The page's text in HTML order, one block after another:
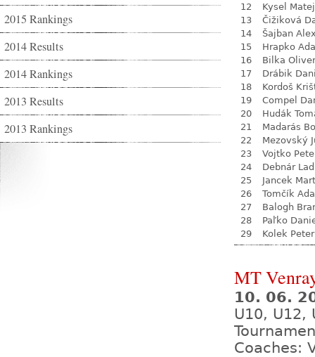
2015 Rankings
2014 Results
2014 Rankings
2013 Results
2013 Rankings
12
Kysel Matej
13
Čižiková
14
Šajban
15
Hrapko
16
Bilka Oliver
17
Drábik
18
Kordoš
19
Compel
20
Hudák
21
Madarás
22
Mezovský
23
Vojtko
24
Debnár
25
Jancek
26
Tomčík
27
Balogh
28
Paľko
29
Kolek Peter
MT
10. 06.
U10, U12,
Coaches: